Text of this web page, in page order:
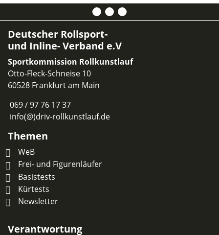
Deutscher Rollsport-
und Inline- Verband e.V
Sportkommission Rollkunstlauf
Otto-Fleck-Schneise 10
60528 Frankfurt am Main
069 / 97 76 17 37
info(@)driv-rollkunstlauf.de
Themen
WeB
Frei- und Figurenläufer
Basistests
Kürtests
Newsletter
Verantwortung